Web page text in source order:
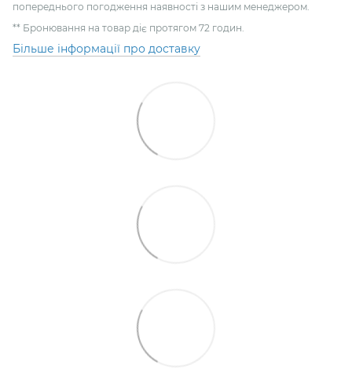
попереднього погодження наявності з нашим менеджером.
** Бронювання на товар діє протягом 72 годин.
Більше інформації про доставку